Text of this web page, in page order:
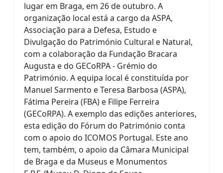
lugar em Braga, em 26 de outubro. A
organização local está a cargo da ASPA,
Associação para a Defesa, Estudo e
Divulgação do Património Cultural e Natural,
com a colaboração da Fundação Bracara
Augusta e do GECoRPA - Grémio do
Património. A equipa local é constituída por
Manuel Sarmento e Teresa Barbosa (ASPA),
Fátima Pereira (FBA) e Filipe Ferreira
(GECoRPA). A exemplo das edições anteriores,
esta edição do Fórum do Património conta
com o apoio do ICOMOS Portugal. Este ano
tem, também, o apoio da Câmara Municipal
de Braga e da Museus e Monumentos